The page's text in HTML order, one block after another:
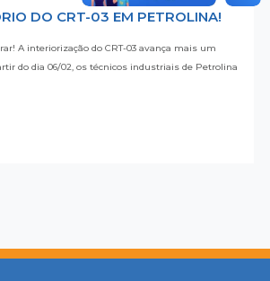
DO CRT-03 EM PETROLINA!
A interiorização do CRT-03 avança mais um
do dia 06/02, os técnicos industriais de Petrolina